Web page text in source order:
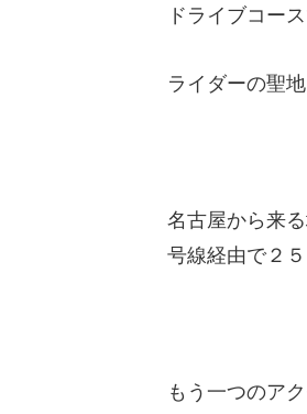
ドライブコース
ライダーの聖
名古屋から来
号線経由で２
もう一つのア